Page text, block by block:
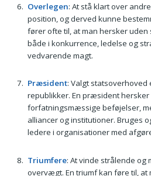
Overlegen: At stå klart over
position, og derved kunne
fører ofte til, at man hersker uden
både i konkurrence, ledelse og
vedvarende magt.
Præsident: Valgt
republikker. En præsident
forfatningsmæssige beføjelser,
alliancer og institutioner. Bruges
ledere i organisationer med
Triumfere: At vinde strålende og
overvægt. En triumf kan føre til,